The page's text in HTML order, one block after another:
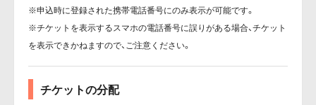
※申込時に登録された携帯電話番号にのみ表示が可能です。
※チケットを表示するスマホの電話番号に誤りがある場合、チケット
を表示できかねますので、ご注意ください。
チケットの分配